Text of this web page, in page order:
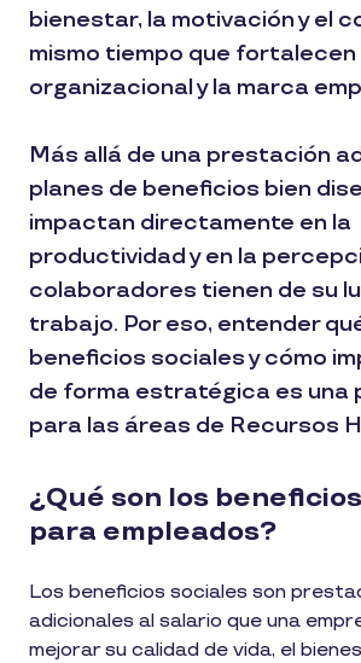
bienestar, la motivación y el
mismo tiempo que
organizacional y la marca
Más allá de una prestación
planes de beneficios bien
impactan directamente en la
productividad y en la
colaboradores tienen de su
trabajo. Por eso, entender
beneficios sociales y cómo
de forma estratégica es una
para las áreas de Recursos
¿Qué son los
para empleados?
Los beneficios sociales son
adicionales al salario que una
mejorar su calidad de vida, el